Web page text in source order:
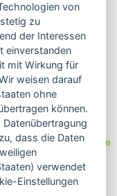
Sicher einkaufen":
Blog oder Folgen Sie
von
zu
der Interessen
einverstanden
mit Wirkung für
weisen darauf
ohne
können.
dass die Daten
verwendet
Einstellungen